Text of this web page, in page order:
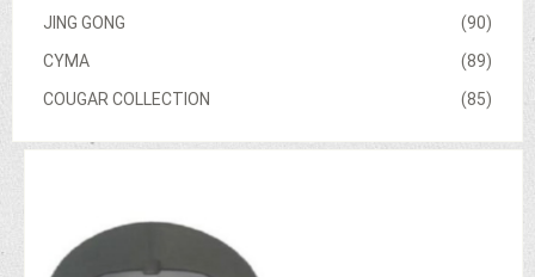
(90)
JING GONG
(89)
CYMA
(85)
COUGAR COLLECTION